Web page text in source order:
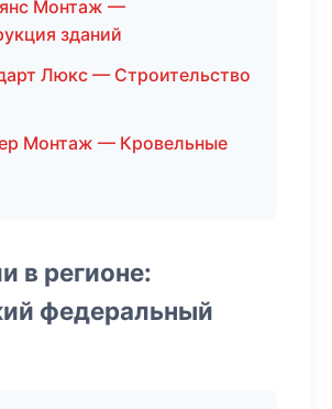
Монтаж —
зданий
Люкс — Строительство
Монтаж — Кровельные
в регионе:
федеральный